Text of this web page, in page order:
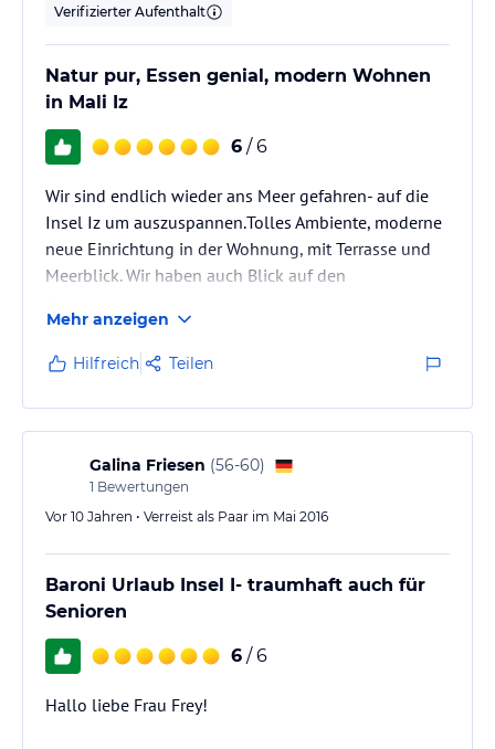
Verifizierter Aufenthalt
Natur pur, Essen genial, modern Wohnen
in Mali Iz
6 / 6
Wir sind endlich wieder ans Meer gefahren- auf die
Insel Iz um auszuspannen.Tolles Ambiente, moderne
neue Einrichtung in der Wohnung, mit Terrasse und
Meerblick. Wir haben auch Blick auf den
uns jeden Morgen.
Wir haben den Pool und das Meer für uns alleine.
Das Essen ist super lecker. Der Fisch einfach spitze.
Zum Kochen habe ich keine Lust.
Wir lassen uns verwöhnen und das finden wir hier
allemal.
Mehr anzeigen
Hilfreich Teilen
Galina Friesen (56-60)
1 Bewertungen
Vor 10 Jahren • Verreist als Paar im Mai 2016
Baroni Urlaub Insel I- traumhaft auch für
Senioren
6 / 6
Hallo liebe Frau Frey!